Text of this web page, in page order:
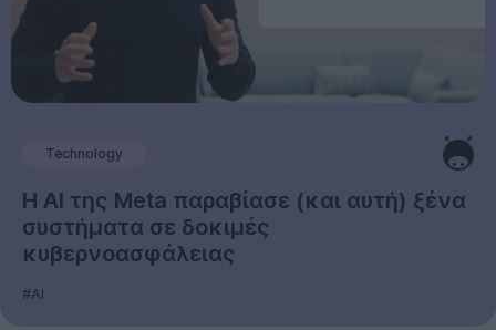
Technology
Η AI της Meta παραβίασε (και αυτή) ξένα
συστήματα σε δοκιμές
κυβερνοασφάλειας
#AI